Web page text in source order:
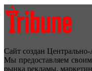
Сайт создан
Мы предоставляем
рынка рекламы,